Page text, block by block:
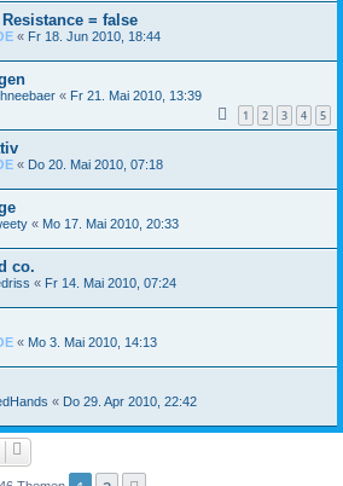
= false
« Fr 18. Jun 2010, 18:44
« Fr 21. Mai 2010, 13:39
1 2 3 4 5
« Do 20. Mai 2010, 07:18
« Mo 17. Mai 2010, 20:33
co.
« Fr 14. Mai 2010, 07:24
« Mo 3. Mai 2010, 14:13
« Do 29. Apr 2010, 22:42